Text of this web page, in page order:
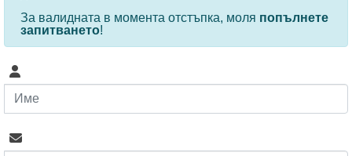
За валидната в момента отстъпка, моля попълнете
запитването!